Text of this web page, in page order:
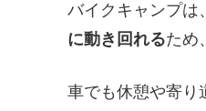
バイクキャンプは
に動き回れるため
車でも休憩や寄り